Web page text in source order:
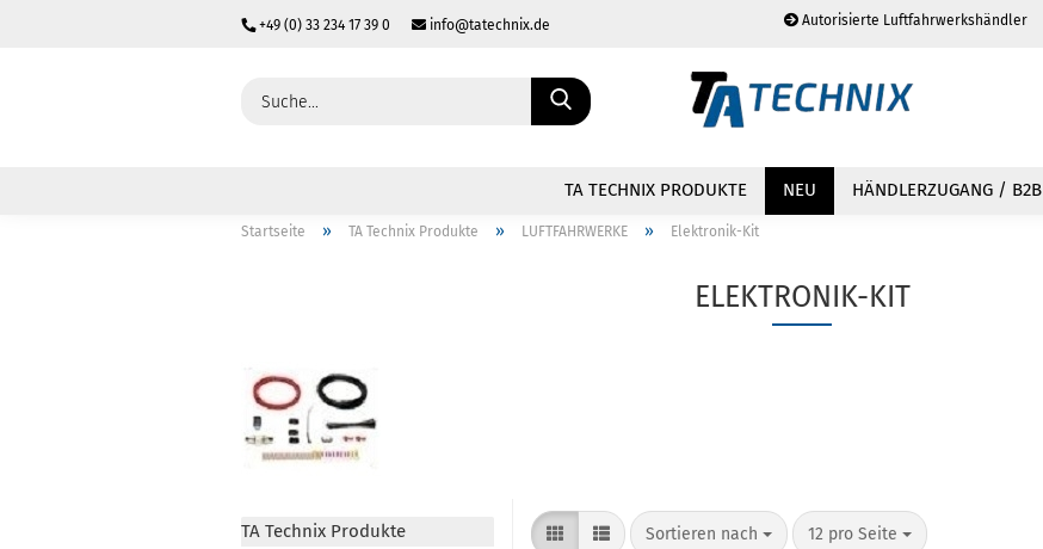
+49 (0) 33 234 17 39 0 info@tatechnix.de Autorisierte Luftfahrwerkshändler
Sprache auswählen
TA TECHNIX PRODUKTE NEU HÄNDLERZUGANG / B2B
Startseite » TA Technix Produkte » LUFTFAHRWERKE » Elektronik-Kit
ELEKTRONIK-KIT
TA Technix Produkte Sortieren nach 12 pro Seite